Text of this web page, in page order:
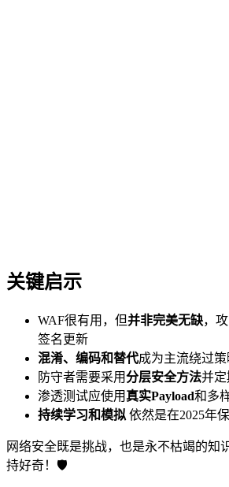
关键启示
WAF很有用，但并非完美无缺，
签名更新
混淆、编码和替代成为主流绕过策
防守者需要采用分层安全方法并定
渗透测试应使用 真实Payload和多
持续学习和模拟 依然是在2025年
网络安全既是挑战，也是永不枯竭的知
持好奇！🛡️